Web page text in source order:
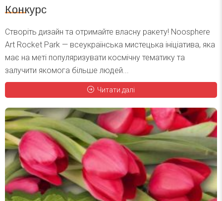
Конкурс
Створіть дизайн та отримайте власну ракету! Noosphere
Art Rocket Park — всеукраїнська мистецька ініціатива, яка
має на меті популяризувати космічну тематику та
залучити якомога більше людей...
Читати далі